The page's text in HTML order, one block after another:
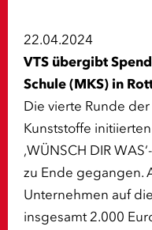
22.04.2024
VTS übergibt
Schule (MKS) in
Die vierte Runde
Kunststoffe
‚WÜNSCH DIR
zu Ende gegangen.
Unternehmen auf
insgesamt 2.000